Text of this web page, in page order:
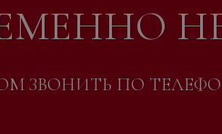
ПО ТЕЛЕФОНУ